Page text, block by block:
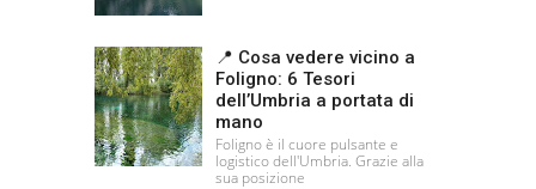
📍 Cosa vedere vicino a
Foligno: 6 Tesori
dell’Umbria a portata di
mano
Foligno è il cuore pulsante e
logistico dell'Umbria. Grazie alla
sua posizione